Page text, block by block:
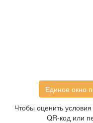
Единое окно
Чтобы оценить
QR-код или